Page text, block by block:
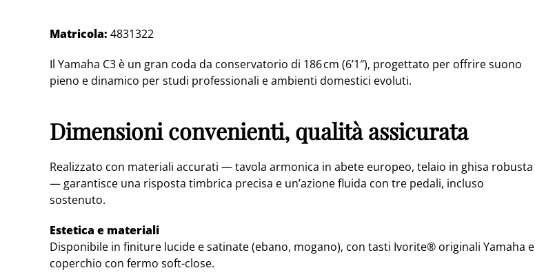
Matricola: 4831322
Il Yamaha C3 è un gran coda da conservatorio di 186 cm (6’1″), progettato per offrire suono
pieno e dinamico per studi professionali e ambienti domestici evoluti.
Dimensioni convenienti, qualità assicurata
Realizzato con materiali accurati — tavola armonica in abete europeo, telaio in ghisa robusta
— garantisce una risposta timbrica precisa e un’azione fluida con tre pedali, incluso
sostenuto.
Estetica e materiali
Disponibile in finiture lucide e satinate (ebano, mogano), con tasti Ivorite® originali Yamaha e
coperchio con fermo soft-close.